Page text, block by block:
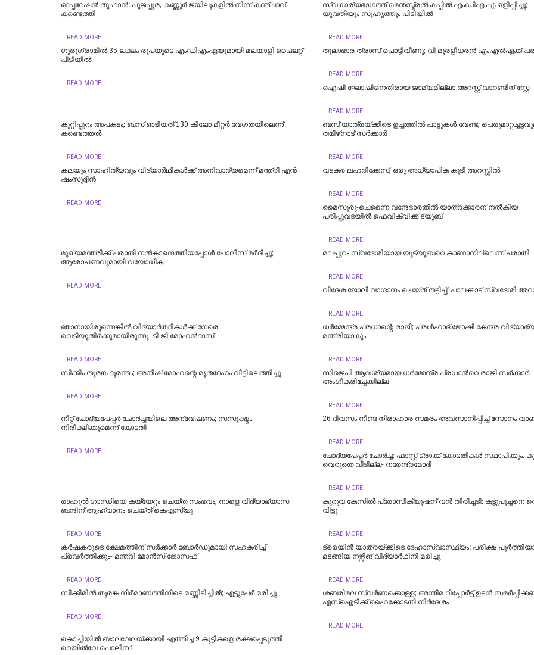
ഓപ്പറേഷൻ തൂഫാൻ: പൂജപ്പുര, കണ്ണൂർ ജയിലുകളിൽ നിന്ന് കഞ്ചാവ്
കണ്ടെത്തി
READ MORE
സ്വകാര്യഭാഗത്ത് മെൻസ്ട്രൽ കപ്പിൽ എംഡിഎംഎ ഒളിപ്പിച്ചു;
യുവതിയും സുഹൃത്തും പിടിയിൽ
READ MORE
ഗുരുഗ്രാമിൽ 35 ലക്ഷം രൂപയുടെ എംഡിഎംഎയുമായി മലയാളി പൈലറ്റ്
പിടിയില്‍
READ MORE
തുലാഭാര ത്രാസ് പൊട്ടിവീണു; വി മുരളീധരന്‍ എംഎല്‍എക്ക്
READ MORE
ഐഷി ഘോഷിനെതിരായ ജാമ്യമില്ലാ അറസ്റ്റ് വാറണ്ടിന് സ്റ്റേ
READ MORE
കുറ്റിപ്പുറം അപകടം; ബസ് ഓടിയത് 130 കിലോ മീറ്റർ വേഗതയിലെന്ന്
കണ്ടെത്തൽ
READ MORE
ബസ് യാത്രയ്ക്കിടെ ഉച്ചത്തിൽ പാട്ടുകൾ വേണ്ട;
തമിഴ്‌നാട് സര്‍ക്കാര്‍
READ MORE
കലയും സാഹിത്യവും വിദ്യാർഥികൾക്ക് അനിവാര്യമെന്ന് മന്ത്രി എൻ
ഷംസുദ്ദീൻ
READ MORE
വടകര ലഹരിക്കേസ്; ഒരു അധ്യാപിക കൂടി അറസ്റ്റില്‍
READ MORE
മൈസൂരു-ചെന്നൈ വന്ദേഭാരതില്‍ യാത്രക്കാരന് നല്‍കിയ
പരിപ്പുവടയില്‍ ഫെവിക്വിക്ക് ട്യൂബ്
READ MORE
മുഖ്യമന്ത്രിക്ക് പരാതി നൽകാനെത്തിയപ്പോൾ പോലീസ് മർദിച്ചു;
ആരോപണവുമായി വയോധിക
READ MORE
മലപ്പുറം സ്വദേശിയായ യൂട്യൂബറെ കാണാനില്ലെന്ന് പരാതി
READ MORE
വിദേശ ജോലി വാഗ്ദാനം ചെയ്ത് തട്ടിപ്പ്; പാലക്കാട് സ്വദേശി
READ MORE
ഞാനായിരുന്നെങ്കില്‍ വിദ്യാര്‍ത്ഥികള്‍ക്ക് നേരെ
വെടിയുതിര്‍ക്കുമായിരുന്നു- ടി ജി മോഹൻദാസ്
READ MORE
ധര്‍മ്മേന്ദ്ര പ്രധാന്റെ രാജി; പ്രള്‍ഹാദ് ജോഷി കേന്ദ്ര
മന്ത്രിയാകും
READ MORE
സിക്കിം തുരങ്ക ​​​ദുരന്തം; അനീഷ്‌ മോഹന്റെ മൃതദേഹം വീട്ടിലെത്തിച്ചു
READ MORE
സിജെപി ആവശ്യമായ ധർമ്മേന്ദ്ര പ്രധാന്‍റെ രാജി സർക്കാർ
അംഗീകരിച്ചേക്കില്ല
READ MORE
നീറ്റ് ചോദ്യപേപ്പര്‍ ചോര്‍ച്ചയിലെ അന്വേഷണം; സസൂക്ഷ്മം
നിരീക്ഷിക്കുമെന്ന് കോടതി
READ MORE
26 ദിവസം നീണ്ട നിരാഹാര സമരം അവസാനിപ്പിച്ച് സോനം
READ MORE
ചോദ്യപേപ്പർ ചോർച്ച; ഫാസ്റ്റ് ട്രാക്ക് കോടതികള്‍ സ്ഥാപിക്കും,
വെറുതെ വിടില്ല- നരേന്ദ്രമോദി
READ MORE
രാഹുൽ ​ഗാന്ധിയെ കയ്യേറ്റം ചെയ്ത സംഭവം‌; നാളെ വിദ്യാഭ്യാസ
ബന്ദിന് ആഹ്വാനം ചെയ്ത് കെഎസ്‍യു
READ MORE
കുറുവ കേസിൽ പ്രോസിക്യൂഷന് വൻ തിരിച്ചടി; കട്ടുപൂച്ചനെ
വിട്ടു
READ MORE
കർഷകരുടെ ക്ഷേമത്തിന് സർക്കാർ ബോർഡുമായി സഹകരിച്ച്
പ്രവർത്തിക്കും- മന്ത്രി മോൻസ് ജോസഫ്
READ MORE
ട്രെയിൻ യാത്രയ്ക്കിടെ ദേഹാസ്വാസ്ഥ്യം: പരീക്ഷ
മടങ്ങിയ നഴ്സിങ് വിദ്യാർഥിനി മരിച്ചു
READ MORE
സിക്കിമിൽ തുരങ്ക നിർമാണത്തിനിടെ മണ്ണിടിച്ചിൽ; എട്ടുപേർ മരിച്ചു
READ MORE
ശബരിമല സ്വര്‍ണക്കൊള്ള; അന്തിമ റിപ്പോര്‍ട്ട് ഉടന്‍
എസ്‌ഐടിക്ക് ഹൈക്കോടതി നിര്‍ദേശം
READ MORE
കൊച്ചിയില്‍ ബാലവേലയ്ക്കായി എത്തിച്ച 9 കുട്ടികളെ രക്ഷപ്പെടുത്തി
റെയില്‍വേ പൊലീസ്